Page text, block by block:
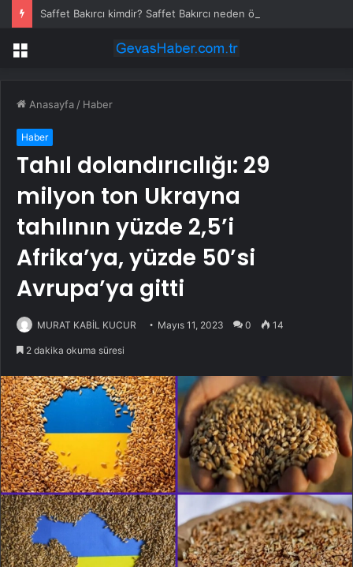
Saffet Bakırcı kimdir? Saffet Bakırcı neden öldü?
Menü
Anasayfa / Haber
Haber
Tahıl dolandırıcılığı: 29
milyon ton Ukrayna
tahılının yüzde 2,5’i
Afrika’ya, yüzde 50’si
Avrupa’ya gitti
MURAT KABİL KUCUR Mayıs 11, 2023 0 14
2 dakika okuma süresi